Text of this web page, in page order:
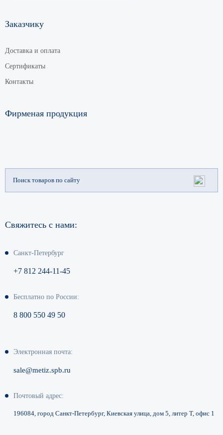
Заказчику
Доставка и оплата
Сертификаты
Контакты
Фирменая продукция
Свяжитесь с нами:
Санкт-Петербург
+7 812 244-11-45
Бесплатно по России:
8 800 550 49 50
Электронная почта:
sale@metiz.spb.ru
Почтовый адрес:
196084, город Санкт-Петербург, Киевская улица, дом 5, литер Т, офис 1